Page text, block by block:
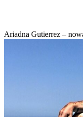
Ariadna Gutierrez –